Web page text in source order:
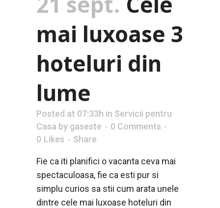
mai luxoase 3
hoteluri din
lume
Posted at 07:33h in Servicii pentru
Casa by gaseste
0 Comments
0 Likes Share
Fie ca iti planifici o vacanta ceva mai
spectaculoasa, fie ca esti pur si
simplu curios sa stii cum arata unele
dintre cele mai luxoase hoteluri din